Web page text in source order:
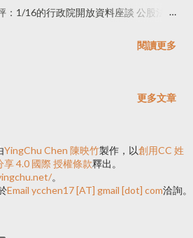
：1/16的行政院開放資料座談 公股法人
擺明不接政府標案，因為裡面的管考
源。所以說公股法人與民爭利？如果你
觀。 政府網站建置很難看、要打掉重
了一些關於政府網站從建置規劃到管
規範除了隨時更新之外，技術、主流是
府網站都要Flash，現在說不要Flash要
層級規劃，部門網站、計畫網站甚至是
閱讀更多
更多文章
YingChu Chen 陳映竹製作，以創用CC 姓
4.0 國際 授權條款釋出。
。
Email ycchen17 [AT] gmail [dot] com洽詢。